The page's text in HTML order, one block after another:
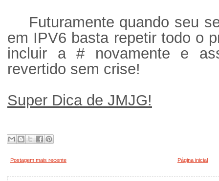
Futuramente quando seu
em IPV6 basta repetir todo o
incluir a # novamente e
revertido sem crise!
Super Dica de JMJG!
Postagem mais recente Página inicial